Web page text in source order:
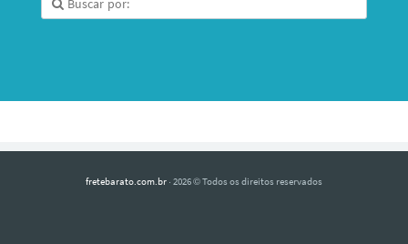
fretebarato.com.br · 2026 © Todos os direitos reservados